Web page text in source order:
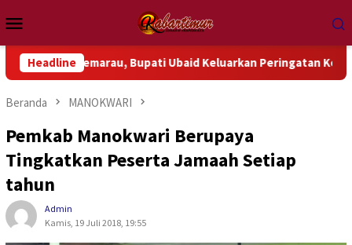
ke
kontenMobile
Headline
Kemarau, Bupati Ubaid Keluarkan Peringatan Keras
Beranda MANOKWARI
Pemkab Manokwari Berupaya
Tingkatkan Peserta Jamaah Setiap
tahun
Admin
Kamis, 19 Juli 2018, 19:55